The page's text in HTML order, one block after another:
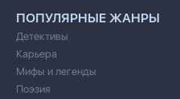
ПОПУЛЯРНЫЕ ЖАНРЫ
Детективы
Карьера
Мифы и легенды
Поэзия